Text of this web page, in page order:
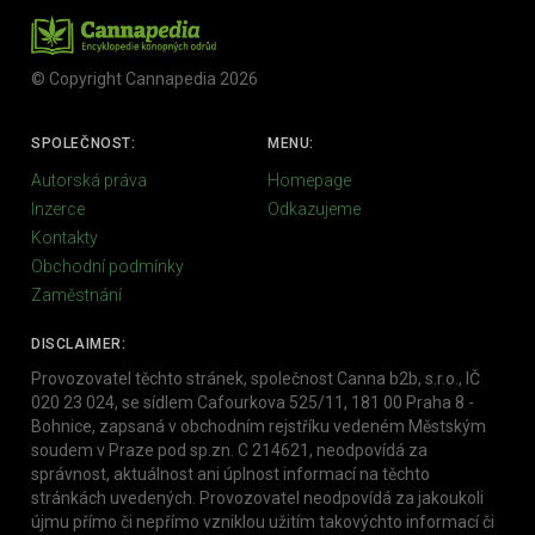
© Copyright Cannapedia 2026
SPOLEČNOST:
Autorská práva
Inzerce
Kontakty
Obchodní podmínky
Zaměstnání
MENU:
Homepage
Odkazujeme
DISCLAIMER:
Provozovatel těchto stránek, společnost Canna b2b, s.r.o., IČ
020 23 024, se sídlem Cafourkova 525/11, 181 00 Praha 8 -
Bohnice, zapsaná v obchodním rejstříku vedeném Městským
soudem v Praze pod sp.zn. C 214621, neodpovídá za
správnost, aktuálnost ani úplnost informací na těchto
stránkách uvedených. Provozovatel neodpovídá za jakoukoli
újmu přímo či nepřímo vzniklou užitím takovýchto informací či